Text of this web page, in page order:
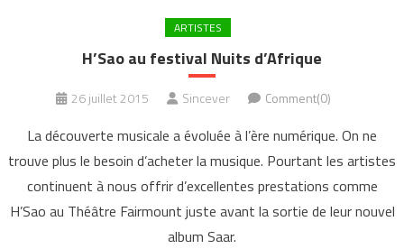
ARTISTES
H’Sao au festival Nuits d’Afrique
26 juillet 2015 Sincever Comment(0)
La découverte musicale a évoluée à l’ère numérique. On ne
trouve plus le besoin d’acheter la musique. Pourtant les artistes
continuent à nous offrir d’excellentes prestations comme
H’Sao au Théâtre Fairmount juste avant la sortie de leur nouvel
album Saar.